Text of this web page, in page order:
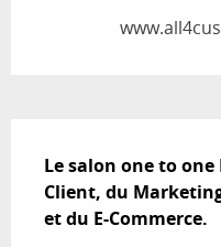
Le salon one to
Client, du
et du E-Commerce.